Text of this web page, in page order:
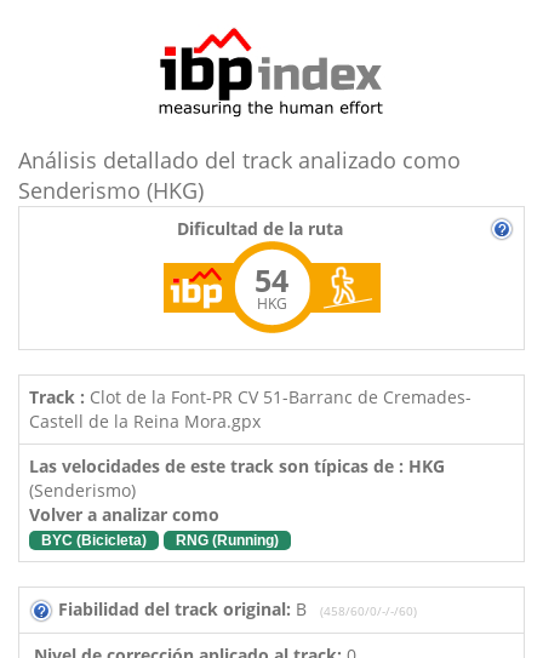
Análisis detallado del track analizado como
Senderismo (HKG)
Dificultad de la ruta
54
HKG
Track : Clot de la Font-PR CV 51-Barranc de Cremades-
Castell de la Reina Mora.gpx
Las velocidades de este track son típicas de : HKG
(Senderismo)
Volver a analizar como
BYC (Bicicleta) RNG (Running)
Fiabilidad del track original: B (458/60/0/-/-/60)